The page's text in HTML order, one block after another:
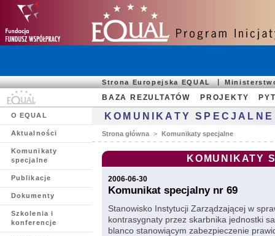
Strona Europejska EQUAL
BAZA REZULTATÓW PROJEKTY
O EQUAL
Aktualności
Komunikaty
specjalne
Publikacje
Dokumenty
Szkolenia i
konferencje
KOMUNIKATY SPECJALNE
Strona główna > Komunikaty specjalne
KOMUNIKATY
2006-06-30
Komunikat specjalny nr 69
Stanowisko Instytucji Zarządzającej w
kontrasygnaty przez skarbnika jednostki
blanco stanowiącym zabezpieczenie